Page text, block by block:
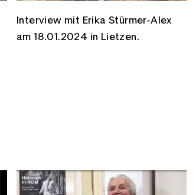
Interview mit Erika Stürmer-Alex
am 18.01.2024 in Lietzen.